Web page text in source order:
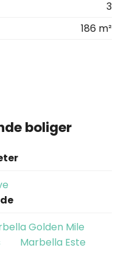
3
186 m²
boliger
Golden Mile
Marbella Este